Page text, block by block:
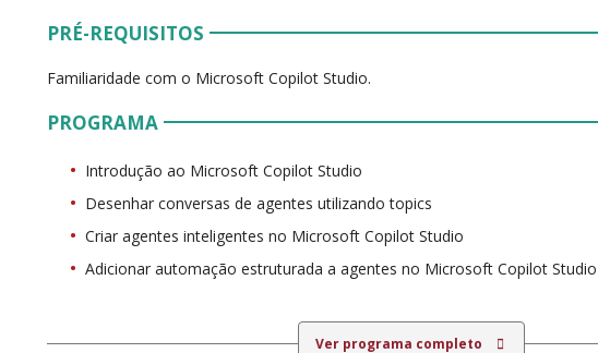
PRÉ-REQUISITOS
Familiaridade com o Microsoft Copilot Studio.
PROGRAMA
Introdução ao Microsoft Copilot Studio
Desenhar conversas de agentes utilizando topics
Criar agentes inteligentes no Microsoft Copilot Studio
Adicionar automação estruturada a agentes no Microsoft Copilot Studio
Ver programa completo